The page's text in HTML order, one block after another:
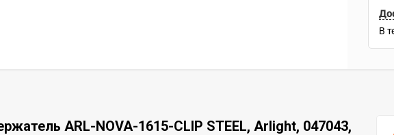
В
ARL-NOVA-1615-CLIP STEEL, Arlight, 047043,